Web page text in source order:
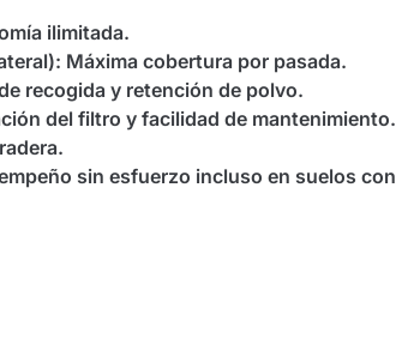
ilimitada.
Máxima cobertura por pasada.
recogida y retención de polvo.
del filtro y facilidad de mantenimiento.
sin esfuerzo incluso en suelos con